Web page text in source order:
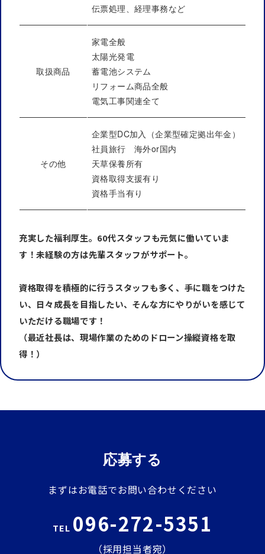
伝票処理、経理事務など
取扱商品
家電全般
太陽光発電
蓄電池システム
リフォーム商品全般
電気工事関連全て
その他
企業型DC加入（企業型確定拠出年金）
社員旅行 海外or国内
天草保養所有
資格取得支援有り
資格手当有り
充実した福利厚生。60代スタッフも元気に働いていま
す！未経験の方は先輩スタッフがサポート。
資格取得を積極的に行うスタッフも多く、 手に職をつけた
い、日々成長を目指したい、 そんな方にやりがいを感じて
いただける職場です！
（最近社長は、現場作業のためのドローン操縦資格を取
得！）
応募する
まずはお電話でお問い合わせください
TEL 096-272-5351
（採用担当者宛）